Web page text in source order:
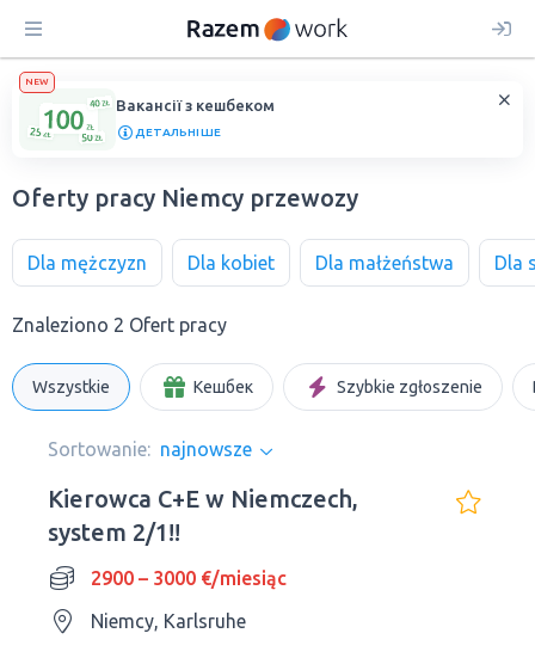
NEW
Вакансії з кешбеком
ДЕТАЛЬНІШЕ
Oferty pracy Niemcy przewozy
Dla mężczyzn Dla kobiet Dla małżeństwa Dla
Znaleziono 2 Ofert pracy
Wszystkie Кешбек Szybkie zgłoszenie
Sortowanie: najnowsze
Kierowca C+E w Niemczech,
system 2/1!!
2900 – 3000 €/miesiąc
Niemcy, Karlsruhe